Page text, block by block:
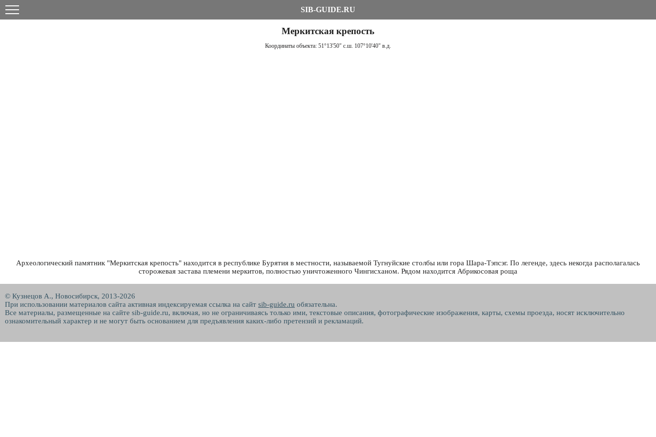
SIB-GUIDE.RU
Меркитская крепость
Координаты объекта: 51°13'50" с.ш. 107°10'40" в.д.
Археологический памятник "Меркитская крепость" находится в республике Бурятия в местности, называемой Тугнуйские столбы или гора Шара-Тэпсэг. По легенде, здесь некогда располагалась
сторожевая застава племени меркитов, полностью уничтоженного Чингисханом. Рядом находится Абрикосовая роща
© Кузнецов А., Новосибирск, 2013-2026
При использовании материалов сайта активная индексируемая ссылка на сайт sib-guide.ru обязательна.
Все материалы, размещенные на сайте sib-guide.ru, включая, но не ограничиваясь только ими, текстовые описания, фотографические изображения, карты, схемы проезда, носят исключительно
ознакомительный характер и не могут быть основанием для предъявления каких-либо претензий и рекламаций.